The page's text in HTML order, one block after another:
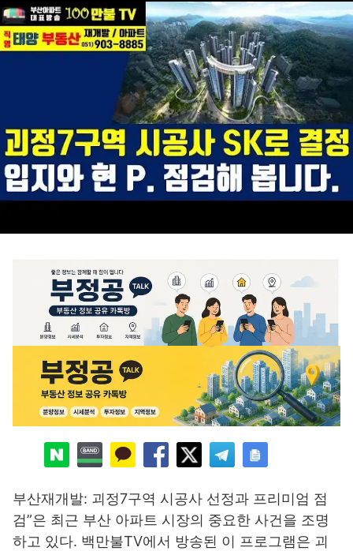
부산재개발: 괴정7구역 시공사 선정과 프리미엄 점
검”은 최근 부산 아파트 시장의 중요한 사건을 조명
하고 있다. 백만불TV에서 방송된 이 프로그램은 괴